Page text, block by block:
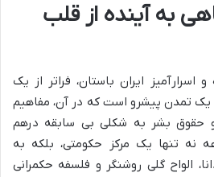
به آینده از قلب
ایران باستان، فراتر از یک
یک تمدن پیشرو است که در آن، مفاهیم
و حقوق بشر به شکلی بی سابقه درهم
نه تنها یک مرکز حکومتی، بلکه به
الواح گلی روشنگر و فلسفه حکمرانی